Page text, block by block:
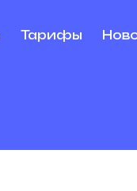
Тарифы